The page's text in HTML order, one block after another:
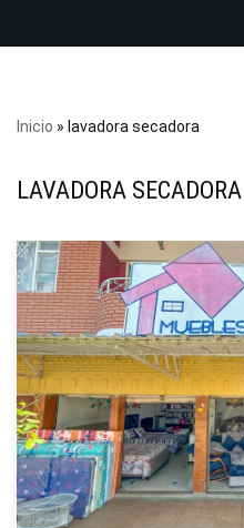
Inicio » lavadora secadora
LAVADORA SECADORA